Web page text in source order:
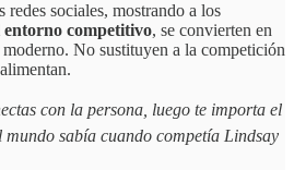
redes sociales, mostrando a los
entorno competitivo, se convierten en
No sustituyen a la competición
con la persona, luego te importa el
mundo sabía cuando competía Lindsay